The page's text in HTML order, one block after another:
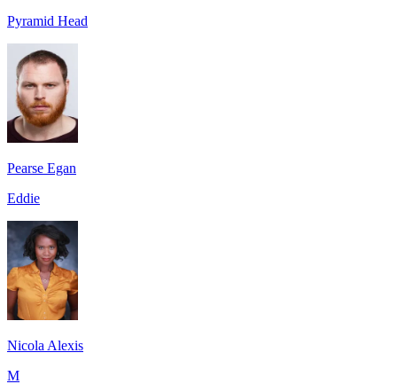
Pyramid Head
Pearse Egan
Eddie
Nicola Alexis
M